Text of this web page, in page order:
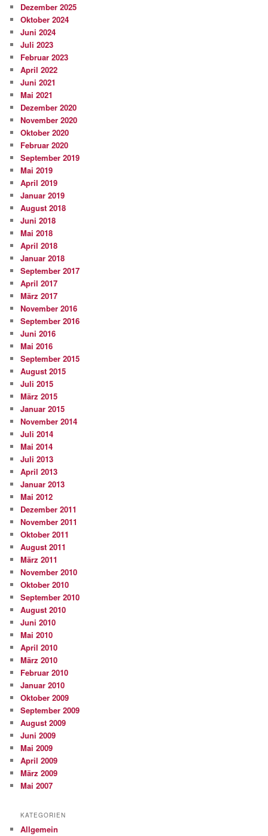
Dezember 2025
Oktober 2024
Juni 2024
Juli 2023
Februar 2023
April 2022
Juni 2021
Mai 2021
Dezember 2020
November 2020
Oktober 2020
Februar 2020
September 2019
Mai 2019
April 2019
Januar 2019
August 2018
Juni 2018
Mai 2018
April 2018
Januar 2018
September 2017
April 2017
März 2017
November 2016
September 2016
Juni 2016
Mai 2016
September 2015
August 2015
Juli 2015
März 2015
Januar 2015
November 2014
Juli 2014
Mai 2014
Juli 2013
April 2013
Januar 2013
Mai 2012
Dezember 2011
November 2011
Oktober 2011
August 2011
März 2011
November 2010
Oktober 2010
September 2010
August 2010
Juni 2010
Mai 2010
April 2010
März 2010
Februar 2010
Januar 2010
Oktober 2009
September 2009
August 2009
Juni 2009
Mai 2009
April 2009
März 2009
Mai 2007
KATEGORIEN
Allgemein